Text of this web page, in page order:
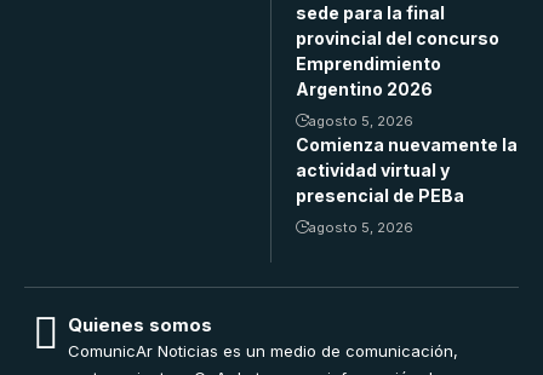
sede para la final
provincial del concurso
Emprendimiento
Argentino 2026
agosto 5, 2026
Comienza nuevamente la
actividad virtual y
presencial de PEBa
agosto 5, 2026
Quienes somos
ComunicAr Noticias es un medio de comunicación,